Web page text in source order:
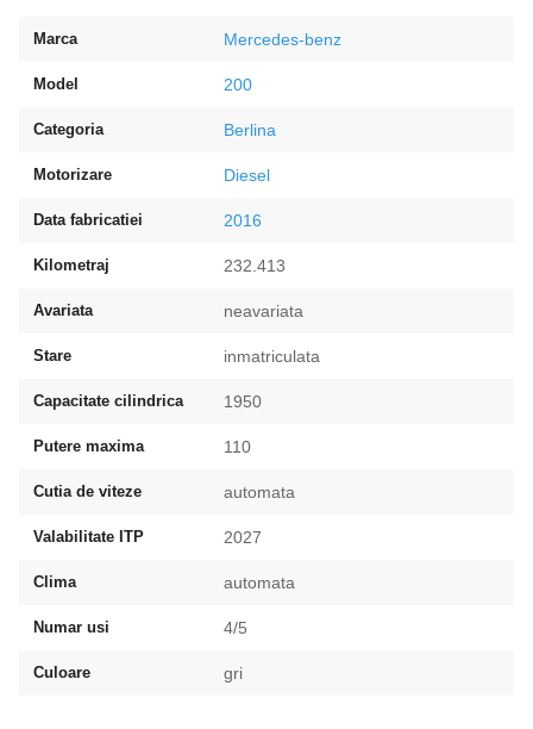
Marca Mercedes-benz
Model 200
Categoria Berlina
Motorizare Diesel
Data fabricatiei 2016
Kilometraj 232.413
Avariata neavariata
Stare inmatriculata
Capacitate cilindrica 1950
Putere maxima 110
Cutia de viteze automata
Valabilitate ITP 2027
Clima automata
Numar usi 4/5
Culoare gri